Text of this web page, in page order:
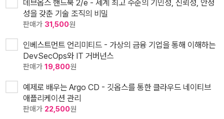
데브옵스 핸드북 2/e - 세계 최고 수준의 기민성, 신뢰성, 안정
성을 갖춘 기술 조직의 비밀
판매가 31,500원
인베스트먼트 언리미티드 - 가상의 금융 기업을 통해 이해하는
DevSecOps와 IT 거버넌스
판매가 19,800원
예제로 배우는 Argo CD - 깃옵스를 통한 클라우드 네이티브
애플리케이션 관리
판매가 22,500원